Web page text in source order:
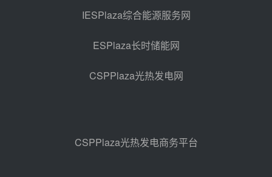
光热示范电站二列蒸汽发生器设备
亚核阀业中标天山北麓100MW光
热发电工程EPC总承包项目熔盐截
止阀、熔盐三偏心蝶阀采购
08-05 17:15
包项目熔盐介质超声波流量计采购
08-05 17:09
IESPlaza综合能源服务网
ESPlaza长时储能网
CSPPlaza光热发电网
CSPPlaza光热发电商务平台